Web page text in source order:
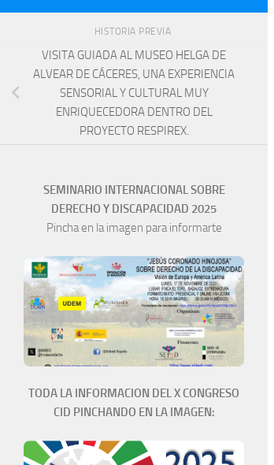
HISTORIA PREVIA
VISITA GUIADA AL MUSEO HELGA DE
ALVEAR DE CÁCERES, UNA EXPERIENCIA
SENSORIAL Y CULTURAL MUY
ENRIQUECEDORA DENTRO DEL
PROYECTO RESPIREX.
SEMINARIO INTERNACIONAL SOBRE
DERECHO Y DISCAPACIDAD 2025
Pincha en la imagen para informarte
TODA LA INFORMACION DEL X CONGRESO
CID PINCHANDO EN LA IMAGEN: